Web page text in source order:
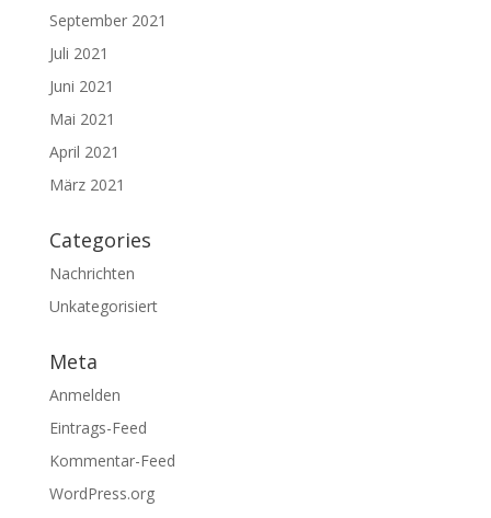
September 2021
Juli 2021
Juni 2021
Mai 2021
April 2021
März 2021
Categories
Nachrichten
Unkategorisiert
Meta
Anmelden
Eintrags-Feed
Kommentar-Feed
WordPress.org